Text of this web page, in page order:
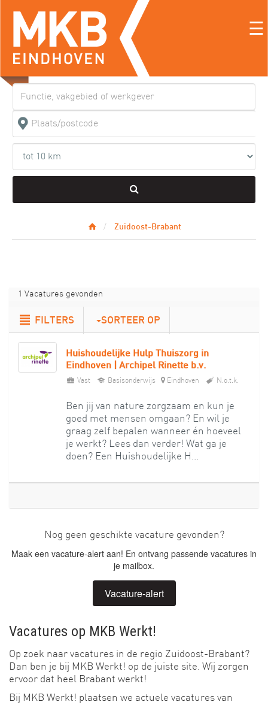
☰
Zuidoost-Brabant
1 Vacatures gevonden
FILTERS SORTEER OP
Huishoudelijke Hulp Thuiszorg in
Eindhoven | Archipel Rinette b.v.
Vast Basisonderwijs Eindhoven N.o.t.k.
Ben jij van nature zorgzaam en kun je
goed met mensen omgaan? En wil je
graag zelf bepalen wanneer én hoeveel
je werkt? Lees dan verder! Wat ga je
doen? Een Huishoudelijke H...
Nog geen geschikte vacature gevonden?
Maak een vacature-alert aan! En ontvang passende vacatures in
je mailbox.
Vacature-alert
Vacatures op MKB Werkt!
Op zoek naar vacatures in de regio Zuidoost-Brabant?
Dan ben je bij MKB Werkt! op de juiste site. Wij zorgen
ervoor dat heel Brabant werkt!
Bij MKB Werkt! plaatsen we actuele vacatures van